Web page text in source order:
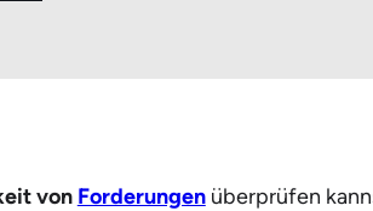
von Forderungenüberprüfen